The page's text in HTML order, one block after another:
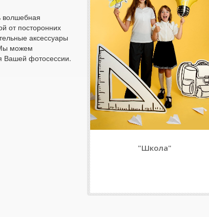
волшебная
от посторонних
аксессуары
можем
Вашей фотосессии.
"Школа"